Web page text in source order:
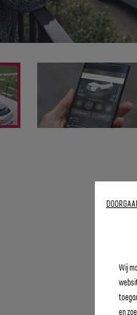
Wij
en